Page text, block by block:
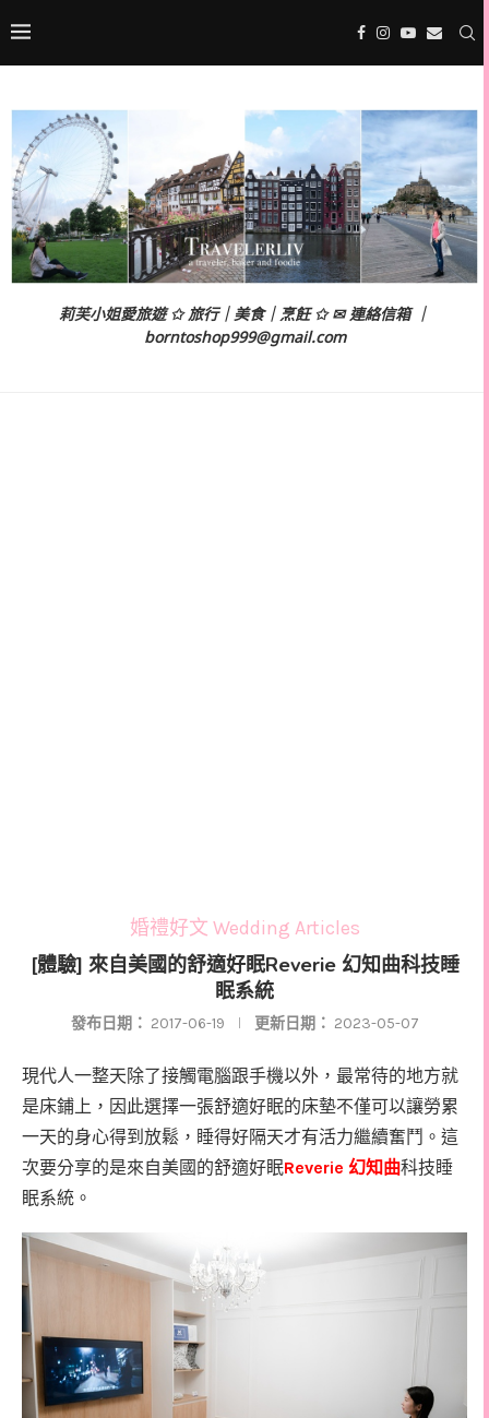
莉芙小姐愛旅遊 ✩ 旅行｜美食｜烹飪 ✩ ✉ 連絡信箱 ｜
borntoshop999@gmail.com
婚禮好文 Wedding Articles
[體驗] 來自美國的舒適好眠Reverie 幻知曲科技睡
眠系統
發布日期： 2017-06-19 更新日期： 2023-05-07
現代人一整天除了接觸電腦跟手機以外，最常待的地方就
是床鋪上，因此選擇一張舒適好眠的床墊不僅可以讓勞累
一天的身心得到放鬆，睡得好隔天才有活力繼續奮鬥。這
次要分享的是來自美國的舒適好眠Reverie 幻知曲科技睡
眠系統。